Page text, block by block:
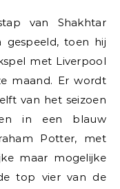
van Shakhtar
gespeeld, toen hij
met Liverpool
maand. Er wordt
van het seizoen
in een blauw
Potter, met
maar mogelijke
top vier van de